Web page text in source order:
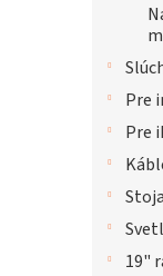
Pre
Pre
19"